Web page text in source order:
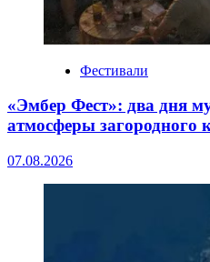
Фестивали
«Эмбер Фест»: два дня
атмосферы загородного
07.08.2026